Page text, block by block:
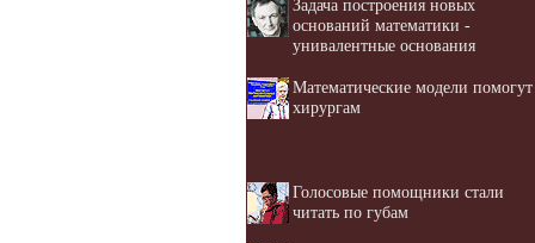
Задача построения новых
оснований математики -
унивалентные основания
Математические модели помогут
хирургам
Голосовые помощники стали
читать по губам